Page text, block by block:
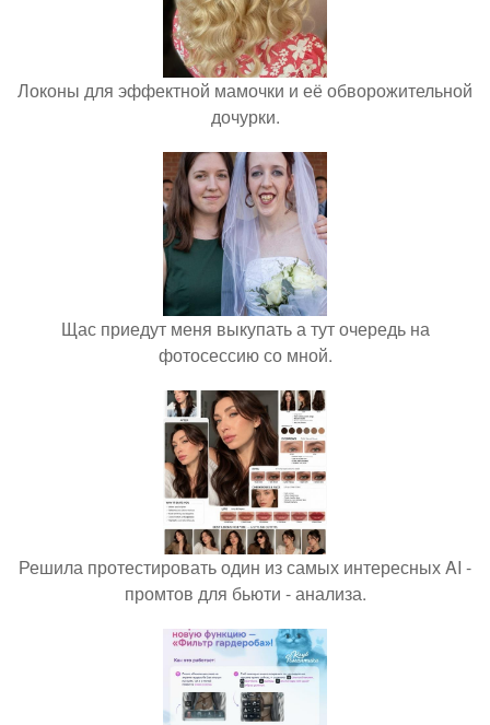
Локоны для эффектной мамочки и её обворожительной
дочурки.
Щас приедут меня выкупать а тут очередь на
фотосессию со мной.
Решила протестировать один из самых интересных AI -
промтов для бьюти - анализа.